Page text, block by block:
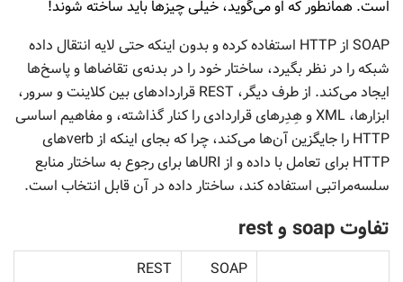
است. همانطور که او می‌گوید، خیلی چیزها باید ساخته شوند!
SOAP از HTTP استفاده کرده و بدون اینکه حتی لایه انتقال داده
شبکه را در نظر بگیرد، ساختار خود را در بدنه‌ی تقاضاها و پاسخ‌ها
ایجاد می‌کند. از طرف دیگر، REST قراردادهای بین کلاینت و سرور،
ابزارها، XML و هِدِرهای قراردادی را کنار گذاشته، و مفاهیم اساسی
HTTP را جایگزین آن‌ها می‌کند، چرا که بجای اینکه از verbهای
HTTP برای تعامل با داده و از URIها برای رجوع به ساختار منابع
سلسه‌مراتبی استفاده کند، ساختار داده در آن قابل انتخاب است.
تفاوت soap و rest
SOAP
REST